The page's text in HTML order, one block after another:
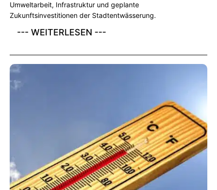
Umweltarbeit, Infrastruktur und geplante
Zukunftsinvestitionen der Stadtentwässerung.
--- WEITERLESEN ---